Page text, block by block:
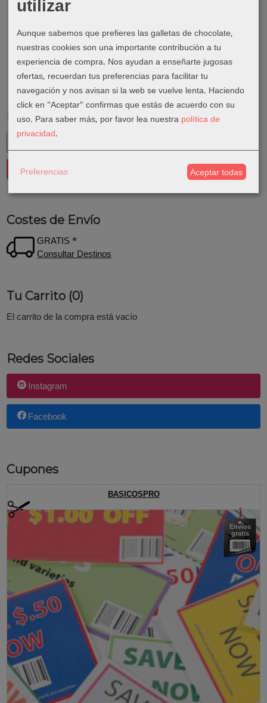
Marcas
Costes de Envío
GRATIS *
Consultar Destinos
Tu Carrito (0)
El carrito de la compra está vacío
Redes Sociales
Instagram
Facebook
Cupones
BASICOSPRO
Envíos
gratis
utilizar
Aunque sabemos que prefieres las galletas de chocolate,
nuestras cookies son una importante contribución a tu
experiencia de compra. Nos ayudan a enseñarte jugosas
ofertas, recuerdan tus preferencias para facilitar tu
navegación y nos avisan si la web se vuelve lenta. Haciendo
click en "Aceptar" confirmas que estás de acuerdo con su
uso. Para saber más, por favor lea nuestra política de
privacidad.
Preferencias Aceptar todas